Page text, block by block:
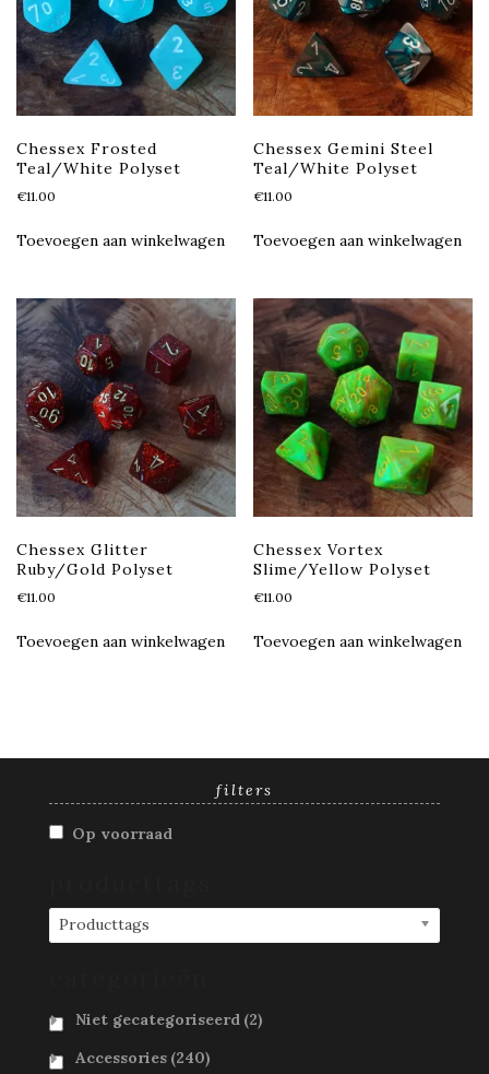
Chessex Frosted
Teal/White Polyset
€11.00
Toevoegen aan winkelwagen
Chessex Gemini Steel
Teal/White Polyset
€11.00
Toevoegen aan winkelwagen
Chessex Glitter
Ruby/Gold Polyset
€11.00
Toevoegen aan winkelwagen
Chessex Vortex
Slime/Yellow Polyset
€11.00
Toevoegen aan winkelwagen
filters
Op voorraad
Producttags
Niet gecategoriseerd (2)
Accessories (240)